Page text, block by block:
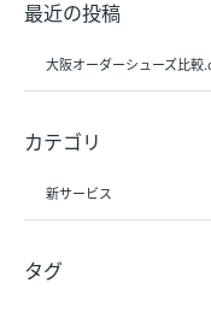
最近の投稿
大阪オーダーシューズ比較
カテゴリ
新サービス
タグ